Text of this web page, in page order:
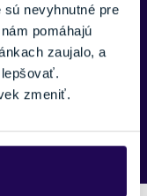
nevyhnutné pre
pomáhajú
zaujalo, a
zmeniť.
ohľadom tohto